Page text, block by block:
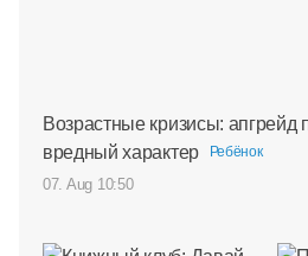
Возрастные кризисы: апгрейд
вредный характер
Ребёнок
07. Aug 10:50